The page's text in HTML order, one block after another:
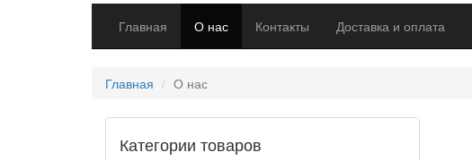
Главная
О нас Контакты Доставка и оплата
Главная О нас
Категории товаров